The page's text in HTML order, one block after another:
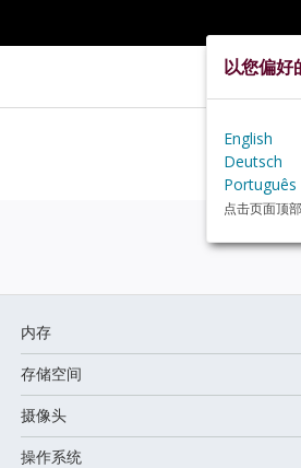
内存
存储空间
摄像头
操作系统
以您偏好
English
Deutsch
Português
点击页面顶